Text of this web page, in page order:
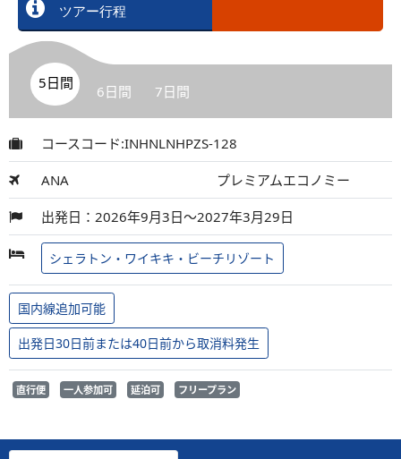
ツアー行程
5日間 6日間 7日間
コースコード:INHNLNHPZS-128
ANA プレミアムエコノミー
出発日：2026年9月3日～2027年3月29日
シェラトン・ワイキキ・ビーチリゾート
国内線追加可能
出発日30日前または40日前から取消料発生
直行便 一人参加可 延泊可 フリープラン